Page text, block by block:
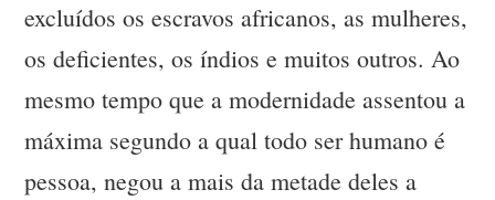
excluídos os escravos africanos, as mulheres,
os deficientes, os índios e muitos outros. Ao
mesmo tempo que a modernidade assentou a
máxima segundo a qual todo ser humano é
pessoa, negou a mais da metade deles a